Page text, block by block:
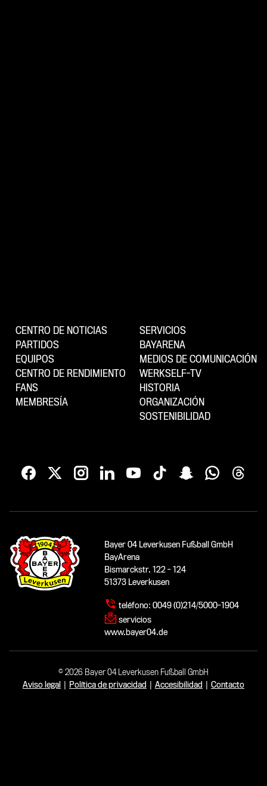
CENTRO DE NOTICIAS
PARTIDOS
EQUIPOS
CENTRO DE RENDIMIENTO
FANS
MEMBRESÍA
SERVICIOS
BAYARENA
MEDIOS DE COMUNICACIÓN
WERKSELF-TV
HISTORIA
ORGANIZACIÓN
SOSTENIBILIDAD
Bayer 04 Leverkusen Fußball GmbH
BayArena
Bismarckstr. 122 - 124
51373 Leverkusen
teléfono: 0049 (0)214/5000-1904
servicios
www.bayer04.de
© 2026 Bayer 04 Leverkusen Fußball GmbH
Aviso legal
Política de privacidad Accesibilidad Contacto